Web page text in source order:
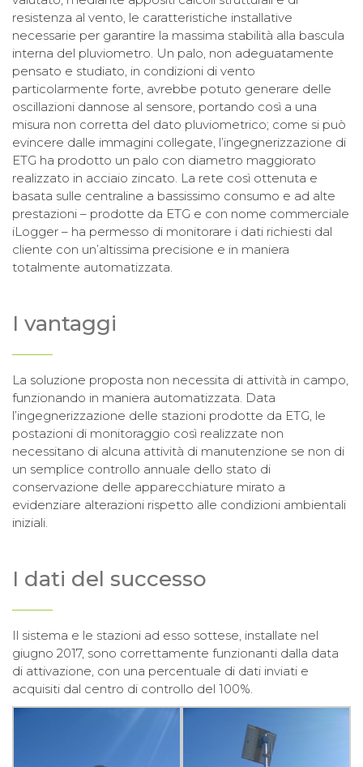
resistenza al vento, le caratteristiche installative
necessarie per garantire la massima stabilità alla bascula
interna del pluviometro. Un palo, non adeguatamente
pensato e studiato, in condizioni di vento
particolarmente forte, avrebbe potuto generare delle
oscillazioni dannose al sensore, portando così a una
misura non corretta del dato pluviometrico; come si può
evincere dalle immagini collegate, l’ingegnerizzazione di
ETG ha prodotto un palo con diametro maggiorato
realizzato in acciaio zincato. La rete così ottenuta e
basata sulle centraline a bassissimo consumo e ad alte
prestazioni – prodotte da ETG e con nome commerciale
iLogger – ha permesso di monitorare i dati richiesti dal
cliente con un’altissima precisione e in maniera
totalmente automatizzata.
I vantaggi
La soluzione proposta non necessita di attività in campo,
funzionando in maniera automatizzata. Data
l’ingegnerizzazione delle stazioni prodotte da ETG, le
postazioni di monitoraggio così realizzate non
necessitano di alcuna attività di manutenzione se non di
un semplice controllo annuale dello stato di
conservazione delle apparecchiature mirato a
evidenziare alterazioni rispetto alle condizioni ambientali
iniziali.
I dati del successo
Il sistema e le stazioni ad esso sottese, installate nel
giugno 2017, sono correttamente funzionanti dalla data
di attivazione, con una percentuale di dati inviati e
acquisiti dal centro di controllo del 100%.